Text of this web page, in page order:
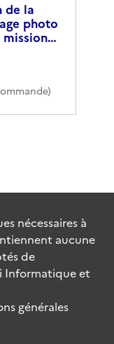
de la
photo
nécessaires à
aucune
de
Informatique et
générales